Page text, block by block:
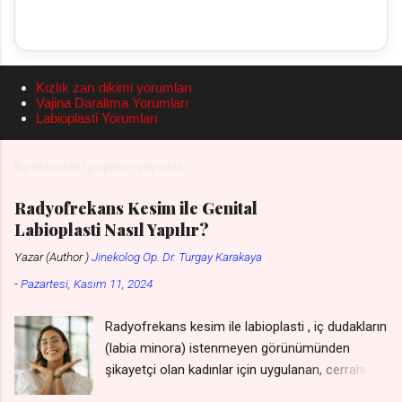
Kızlık zarı dikimi yorumları
Vajina Daraltma Yorumları
Labioplasti Yorumları
Radyofrekans Kesim ile Genital
Labioplasti Nasıl Yapılır?
Yazar (Author )Jinekolog Op. Dr. Turgay Karakaya
-Pazartesi, Kasım 11, 2024
Radyofrekans kesim ile labioplasti , iç dudakların
(labia minora) istenmeyen görünümünden
şikayetçi olan kadınlar için uygulanan, cerrahi bir